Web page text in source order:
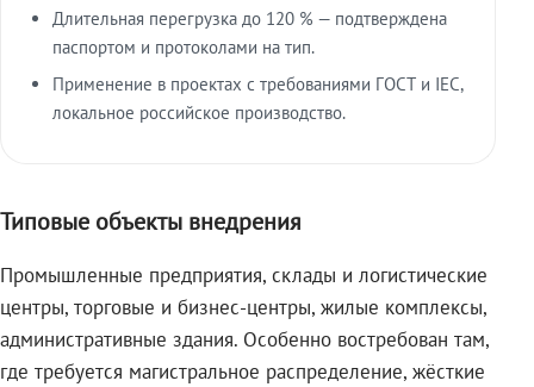
Длительная перегрузка до 120 % — подтверждена
паспортом и протоколами на тип.
Применение в проектах с требованиями ГОСТ и IEC,
локальное российское производство.
Типовые объекты внедрения
Промышленные предприятия, склады и логистические
центры, торговые и бизнес-центры, жилые комплексы,
административные здания. Особенно востребован там,
где требуется магистральное распределение, жёсткие